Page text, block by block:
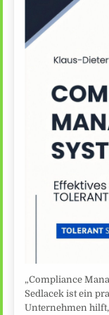
„Compliance
Sedlacek ist ein
Unternehmen